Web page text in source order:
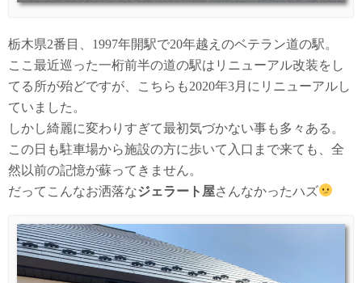
栃木県2番目、1997年開駅で20年越えのベテラン道の駅。
ここ最近巡った一桁前半の道の駅はリニューアル改装をし
てる所が殆どですが、こちらも2020年3月にリニューアルし
ていました。
しかし綺麗に変わりすぎて最初気づかない事も多々ある。
この日も駐車場から施設の方に歩いて入口まで来ても、全
然以前の記憶が蘇ってきません。
だってこんなお洒落なジェラート屋さんなかったハズ